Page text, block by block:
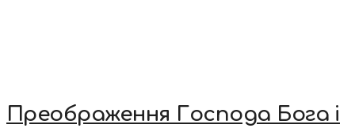
Преображення Господа Бога і